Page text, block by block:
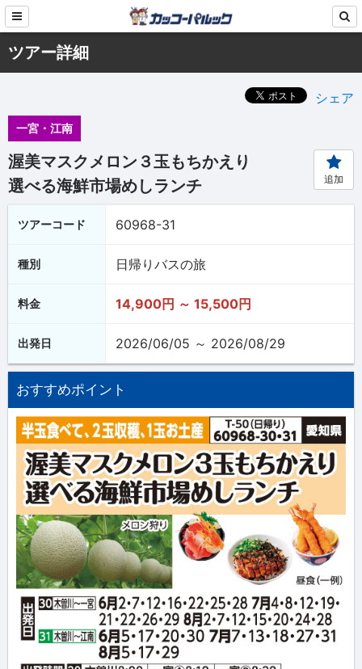
ツアー詳細
シェア
一宮・江南
渥美マスクメロン３玉もちかえり
選べる海鮮市場めしランチ
追加
ツアーコード 60968-31
種別 日帰りバスの旅
料金 14,900円 ～ 15,500円
出発日 2026/06/05 ～ 2026/08/29
おすすめポイント